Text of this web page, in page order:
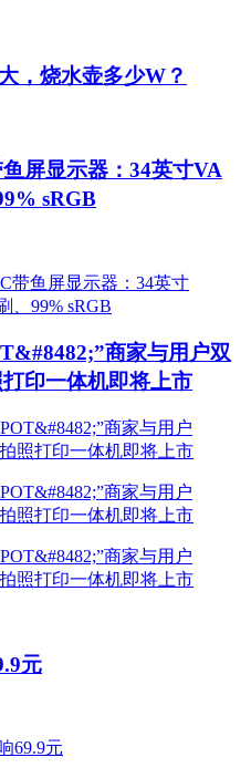
，烧水壶多少W？
屏显示器：34英寸VA
sRGB
商家与用户双
印一体机即将上市
元